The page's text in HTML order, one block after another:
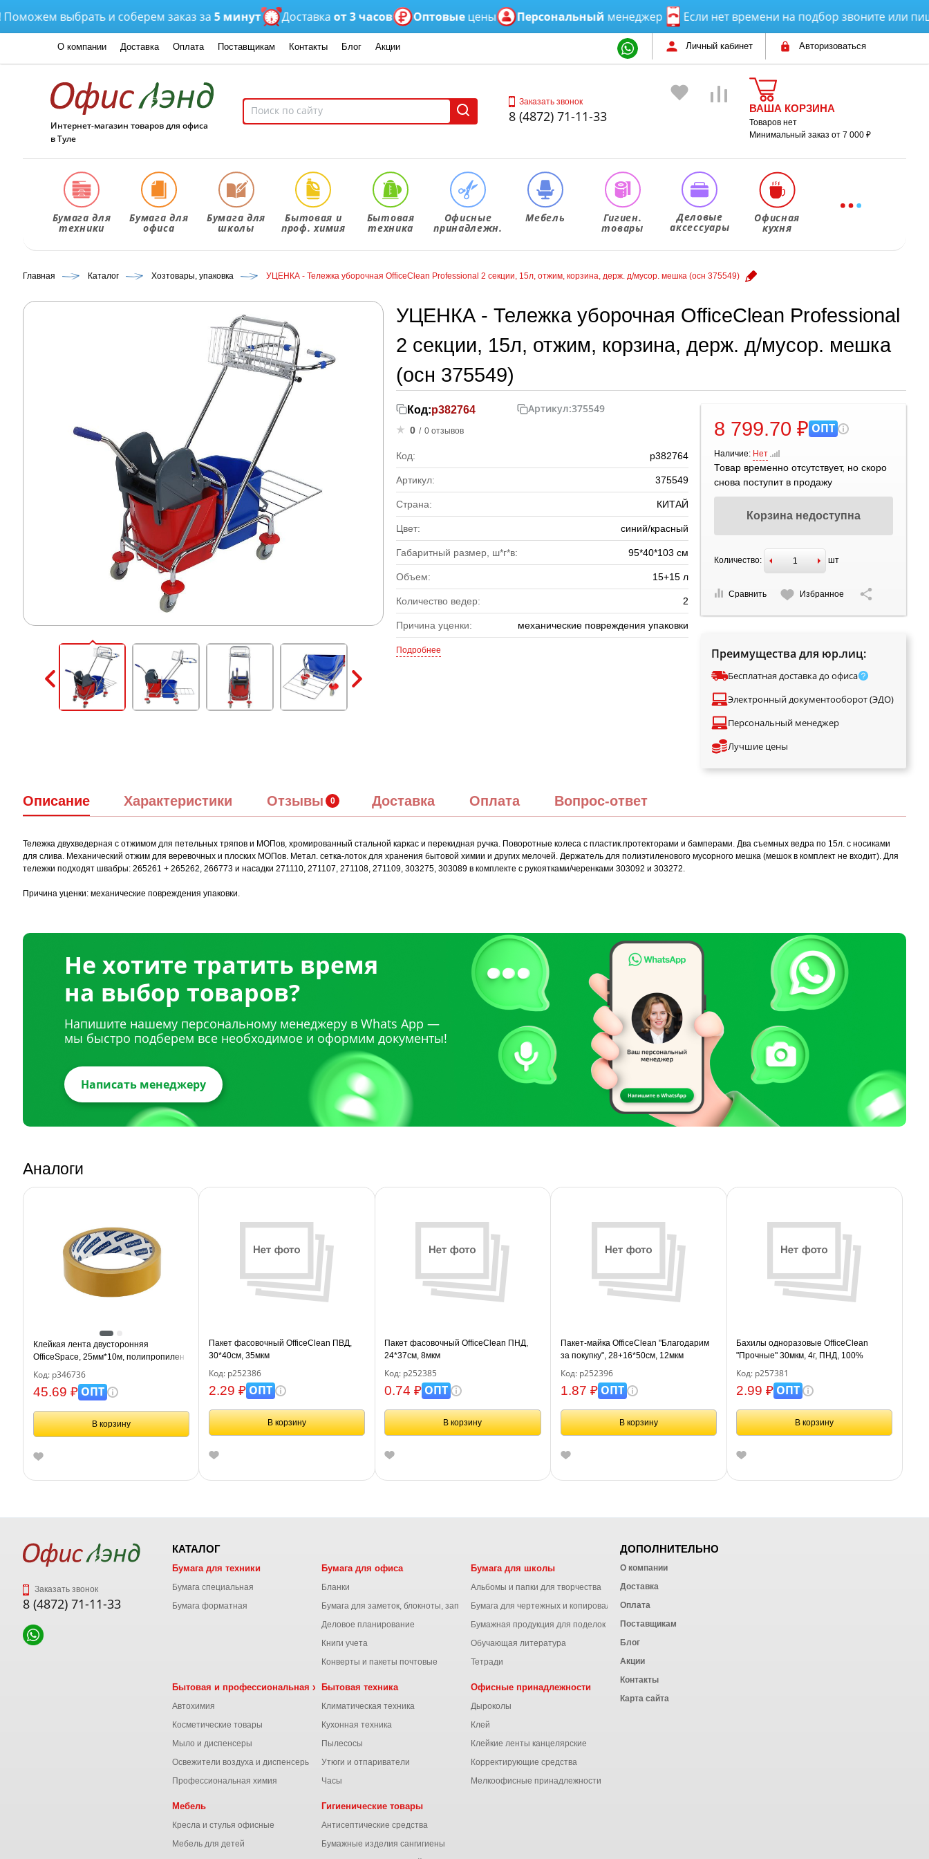
выбрать и соберем заказ за5 минут Доставкаот 3 часов Оптовыецены Персональныйменеджер Если нет времени на подбор звоните или
Личный кабинет Авторизоваться
О компании Доставка Оплата Поставщикам Контакты Блог Акции
Интернет-магазин товаров для офиса
в Туле
Заказать звонок
8 (4872) 71-11-33 ВАША КОРЗИНА
Товаров нет
Минимальный заказ от 7 000 ₽
Бумага для
техники
Бумага для
офиса
Бумага для
школы
Бытовая и
проф. химия
Бытовая
техника
Офисные
принадлежн.
Мебель Гигиен.
товары
Деловые
аксессуары
Офисная
кухня
Главная Каталог Хозтовары, упаковка УЦЕНКА - Тележка уборочная OfficeClean Professional 2 секции, 15л, отжим, корзина, держ. д/мусор. мешка (осн 375549)
УЦЕНКА - Тележка уборочная OfficeClean Professional
2 секции, 15л, отжим, корзина, держ. д/мусор. мешка
(осн 375549)
Код:р382764 Артикул:375549
0 / 0 отзывов
Код: р382764
Артикул: 375549
Страна: КИТАЙ
Цвет: синий/красный
Габаритный размер, ш*г*в: 95*40*103 см
Объем: 15+15 л
Количество ведер: 2
Причина уценки: механические повреждения упаковки
Подробнее
8 799.70 ₽ ОПТ
Наличие: Нет
Товар временно отсутствует, но скоро
снова поступит в продажу
Корзина недоступна
Количество: шт
Сравнить Избранное
Преимущества для юр.лиц:
Бесплатная доставка до офиса
Электронный документооборот (ЭДО)
Персональный менеджер
Лучшие цены
Описание Характеристики Отзывы Доставка Оплата Вопрос-ответ
Тележка двухведерная с отжимом для петельных тряпов и МОПов, хромированный стальной каркас и перекидная ручка. Поворотные колеса с пластик.протекторами и бамперами. Два съемных ведра по 15л. с носиками
для слива. Механический отжим для веревочных и плоских МОПов. Метал. сетка-лоток для хранения бытовой химии и других мелочей. Держатель для полиэтиленового мусорного мешка (мешок в комплект не входит). Для
тележки подходят швабры: 265261 + 265262, 266773 и насадки 271110, 271107, 271108, 271109, 303275, 303089 в комплекте с рукоятками/черенками 303092 и 303272.
Причина уценки: механические повреждения упаковки.
Не хотите тратить время
на выбор товаров?
Напишите нашему персональному менеджеру в Whats App —
мы быстро подберем все необходимое и оформим документы!
Написать менеджеру
Аналоги
Клейкая лента двусторонняя
OfficeSpace, 25мм*10м, полипропилен
Код: р346736
45.69 ₽ОПТ
В корзину
Пакет фасовочный OfficeClean ПВД,
30*40см, 35мкм
Код: р252386
2.29 ₽ОПТ
В корзину
Пакет фасовочный OfficeClean ПНД,
24*37см, 8мкм
Код: р252385
0.74 ₽ОПТ
В корзину
Пакет-майка OfficeClean "Благодарим
за покупку", 28+16*50см, 12мкм
Код: р252396
1.87 ₽ОПТ
В корзину
Бахилы одноразовые OfficeClean
"Прочные" 30мкм, 4г, ПНД, 100%
первичный, размер 40*14см, пара
Код: р257381
2.99 ₽ОПТ
В корзину
Заказать звонок
8 (4872) 71-11-33
КАТАЛОГ
Бумага для техники
Бумага специальная
Бумага форматная
Бумага для офиса
Бланки
Бумага для заметок, блокноты, записные книжки
Деловое планирование
Книги учета
Конверты и пакеты почтовые
Бумага для школы
Альбомы и папки для творчества
Бумага для чертежных и копировальных работ
Бумажная продукция для поделок
Обучающая литература
Тетради
Бытовая и профессиональная химия
Автохимия
Косметические товары
Мыло и диспенсеры
Освежители воздуха и диспенсеры
Профессиональная химия
Бытовая техника
Климатическая техника
Кухонная техника
Пылесосы
Утюги и отпариватели
Часы
Офисные принадлежности
Дыроколы
Клей
Клейкие ленты канцелярские
Корректирующие средства
Мелкоофисные принадлежности
Мебель
Кресла и стулья офисные
Мебель для детей
Гигиенические товары
Антисептические средства
Бумажные изделия сангигиены
ДОПОЛНИТЕЛЬНО
О компании
Доставка
Оплата
Поставщикам
Блог
Акции
Контакты
Карта сайта